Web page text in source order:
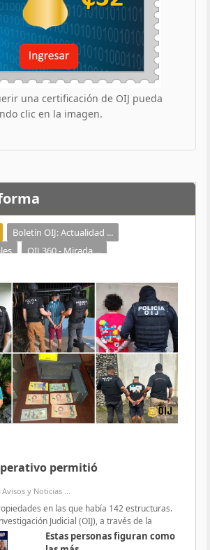
una certificación de OIJ pueda
clic en la imagen.
Boletín OIJ: Actualidad ...
OIJ 360 - Mirada ...
permitió
Avisos y Noticias ...
en las que había 142 estructuras.
Judicial (OIJ), a través de la
Estas personas figuran como